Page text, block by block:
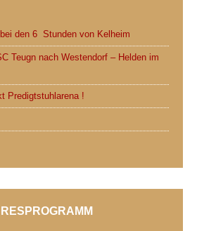
den 6 Stunden von Kelheim
Teugn nach Westendorf – Helden im
Predigtstuhlarena !